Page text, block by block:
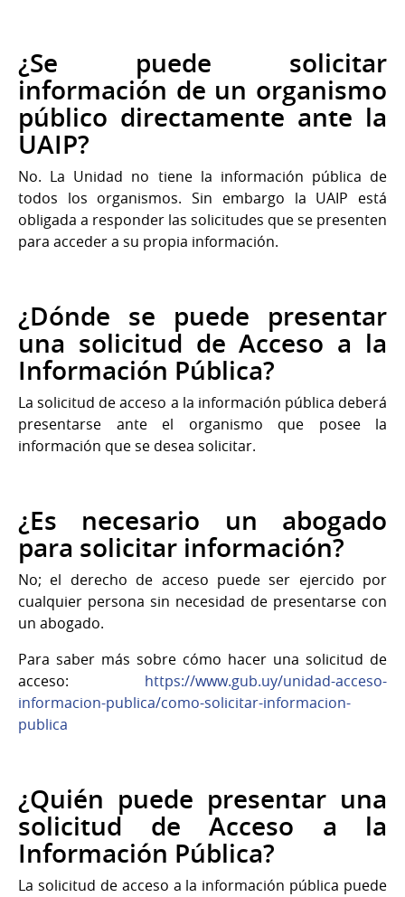
¿Se puede solicitar
información de un organismo
público directamente ante la
UAIP?
No. La Unidad no tiene la información pública de
todos los organismos. Sin embargo la UAIP está
obligada a responder las solicitudes que se presenten
para acceder a su propia información.
¿Dónde se puede presentar
una solicitud de Acceso a la
Información Pública?
La solicitud de acceso a la información pública deberá
presentarse ante el organismo que posee la
información que se desea solicitar.
¿Es necesario un abogado
para solicitar información?
No; el derecho de acceso puede ser ejercido por
cualquier persona sin necesidad de presentarse con
un abogado.
Para saber más sobre cómo hacer una solicitud de
acceso: https://www.gub.uy/unidad-acceso-
informacion-publica/como-solicitar-informacion-
publica
¿Quién puede presentar una
solicitud de Acceso a la
Información Pública?
La solicitud de acceso a la información pública puede